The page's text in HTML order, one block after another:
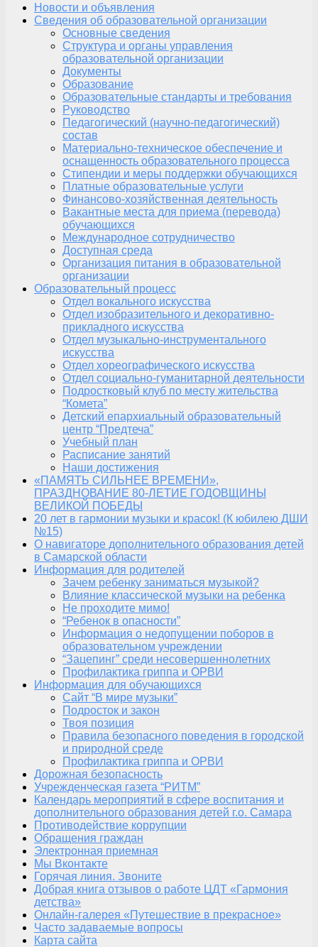
Новости и объявления
Сведения об образовательной организации
Основные сведения
Структура и органы управления
образовательной организации
Документы
Образование
Образовательные стандарты и требования
Руководство
Педагогический (научно-педагогический)
состав
Материально-техническое обеспечение и
оснащенность образовательного процесса
Стипендии и меры поддержки обучающихся
Платные образовательные услуги
Финансово-хозяйственная деятельность
Вакантные места для приема (перевода)
обучающихся
Международное сотрудничество
Доступная среда
Организация питания в образовательной
организации
Образовательный процесс
Отдел вокального искусства
Отдел изобразительного и декоративно-
прикладного искусства
Отдел музыкально-инструментального
искусства
Отдел хореографического искусства
Отдел социально-гуманитарной деятельности
Подростковый клуб по месту жительства
“Комета”
Детский епархиальный образовательный
центр “Предтеча”
Учебный план
Расписание занятий
Наши достижения
«ПАМЯТЬ СИЛЬНЕЕ ВРЕМЕНИ»,
ПРАЗДНОВАНИЕ 80-ЛЕТИЕ ГОДОВЩИНЫ
ВЕЛИКОЙ ПОБЕДЫ
20 лет в гармонии музыки и красок! (К юбилею ДШИ
№15)
О навигаторе дополнительного образования детей
в Самарской области
Информация для родителей
Зачем ребенку заниматься музыкой?
Влияние классической музыки на ребенка
Не проходите мимо!
“Ребенок в опасности”
Информация о недопущении поборов в
образовательном учреждении
“Зацепинг” среди несовершеннолетних
Профилактика гриппа и ОРВИ
Информация для обучающихся
Сайт “В мире музыки”
Подросток и закон
Твоя позиция
Правила безопасного поведения в городской
и природной среде
Профилактика гриппа и ОРВИ
Дорожная безопасность
Учрежденческая газета “РИТМ”
Календарь мероприятий в сфере воспитания и
дополнительного образования детей г.о. Самара
Противодействие коррупции
Обращения граждан
Электронная приемная
Мы Вконтакте
Горячая линия. Звоните
Добрая книга отзывов о работе ЦДТ «Гармония
детства»
Онлайн-галерея «Путешествие в прекрасное»
Часто задаваемые вопросы
Карта сайта